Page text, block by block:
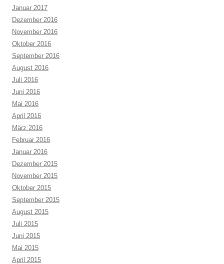
Januar 2017
Dezember 2016
November 2016
Oktober 2016
September 2016
August 2016
Juli 2016
Juni 2016
Mai 2016
April 2016
März 2016
Februar 2016
Januar 2016
Dezember 2015
November 2015
Oktober 2015
September 2015
August 2015
Juli 2015
Juni 2015
Mai 2015
April 2015